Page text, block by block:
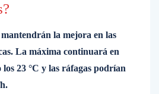
la mejora en las
La máxima continuará en
los 23 °C y las ráfagas podrían